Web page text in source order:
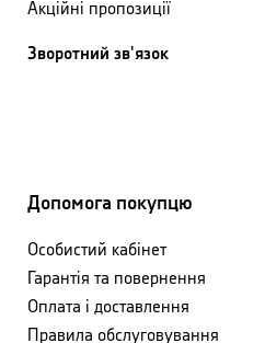
Акційні пропозиції
Зворотний зв'язок
Допомога покупцю
Особистий кабінет
Гарантія та повернення
Оплата і доставлення
Правила обслуговування